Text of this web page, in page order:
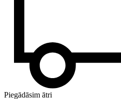
Piegādāsim ātri